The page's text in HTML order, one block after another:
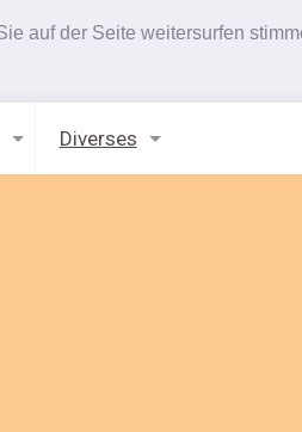
auf der Seite weitersurfen
Diverses